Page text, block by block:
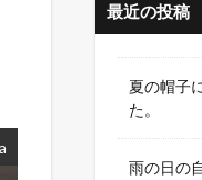
最近の投稿
夏の帽子
た。
雨の日の